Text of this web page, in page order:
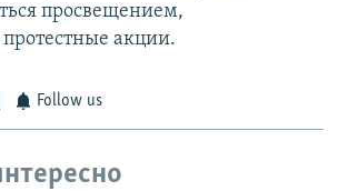
просвещением,
акции.
Follow us